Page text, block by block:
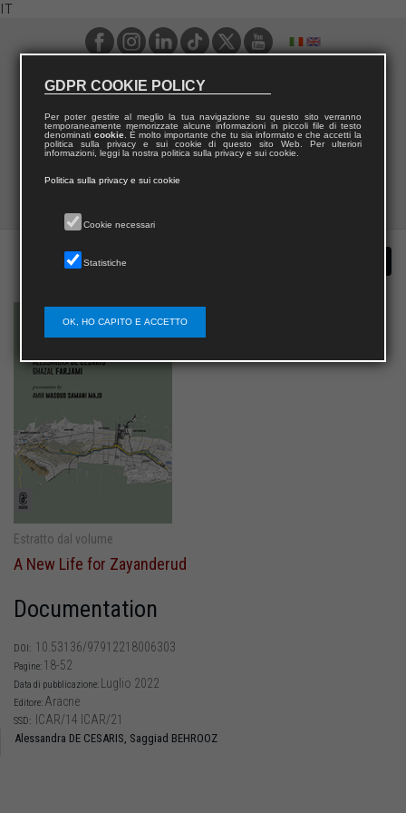
IT
Estratto dal volume
A New Life for Zayanderud
Documentation
DOI: 10.53136/97912218006303
Pagine: 18-52
Data di pubblicazione: Luglio 2022
Editore: Aracne
SSD: ICAR/14 ICAR/21
Alessandra DE CESARIS, Saggiad BEHROOZ
GDPR COOKIE POLICY
Per poter gestire al meglio la tua navigazione su questo sito verranno
temporaneamente memorizzate alcune informazioni in piccoli file di testo
denominati cookie. È molto importante che tu sia informato e che accetti la
politica sulla privacy e sui cookie di questo sito Web. Per ulteriori
informazioni, leggi la nostra politica sulla privacy e sui cookie.
Politica sulla privacy e sui cookie
Cookie necessari
Statistiche
OK, HO CAPITO E ACCETTO